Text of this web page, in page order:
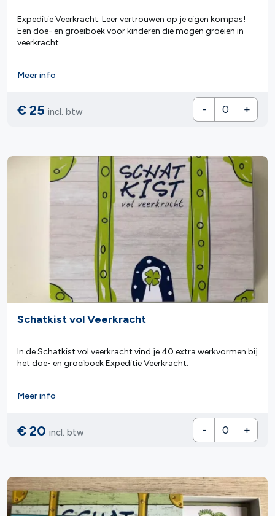
Expeditie Veerkracht: Leer vertrouwen op je eigen kompas!
Een doe- en groeiboek voor kinderen die mogen groeien in
veerkracht.
Meer info
€ 25 incl. btw - +
Schatkist vol Veerkracht
In de Schatkist vol veerkracht vind je 40 extra werkvormen bij
het doe- en groeiboek Expeditie Veerkracht.
Meer info
€ 20 incl. btw - +